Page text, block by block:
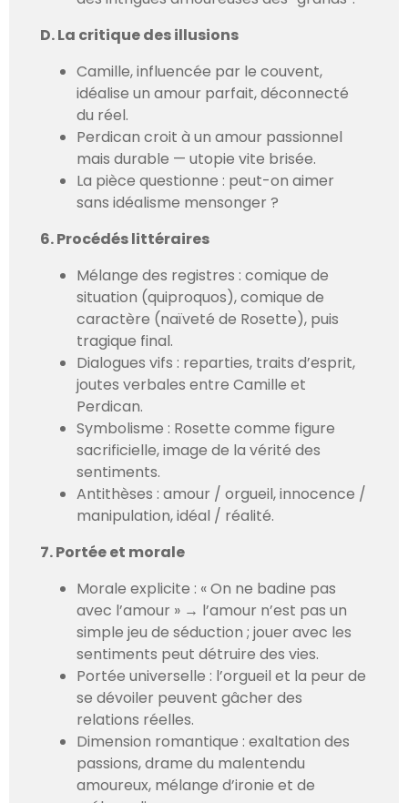
D. La critique des illusions
Camille, influencée par le couvent,
idéalise un amour parfait, déconnecté
du réel.
Perdican croit à un amour passionnel
mais durable — utopie vite brisée.
La pièce questionne : peut-on aimer
sans idéalisme mensonger ?
6. Procédés littéraires
Mélange des registres : comique de
situation (quiproquos), comique de
caractère (naïveté de Rosette), puis
tragique final.
Dialogues vifs : reparties, traits d’esprit,
joutes verbales entre Camille et
Perdican.
Symbolisme : Rosette comme figure
sacrificielle, image de la vérité des
sentiments.
Antithèses : amour / orgueil, innocence /
manipulation, idéal / réalité.
7. Portée et morale
Morale explicite : « On ne badine pas
avec l’amour » → l’amour n’est pas un
simple jeu de séduction ; jouer avec les
sentiments peut détruire des vies.
Portée universelle : l’orgueil et la peur de
se dévoiler peuvent gâcher des
relations réelles.
Dimension romantique : exaltation des
passions, drame du malentendu
amoureux, mélange d’ironie et de